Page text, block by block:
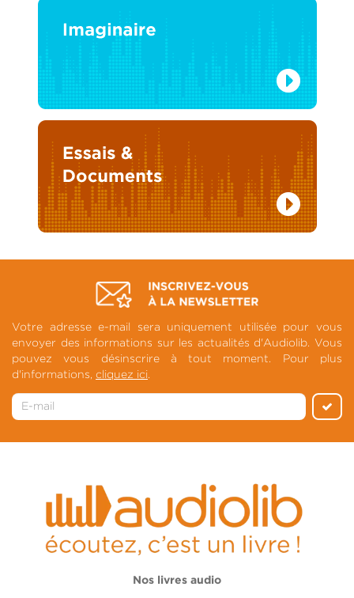
Votre adresse e-mail sera uniquement utilisée pour vous
envoyer des informations sur les actualités d'Audiolib. Vous
pouvez vous désinscrire à tout moment. Pour plus
d'informations, cliquez ici.
Nos livres audio